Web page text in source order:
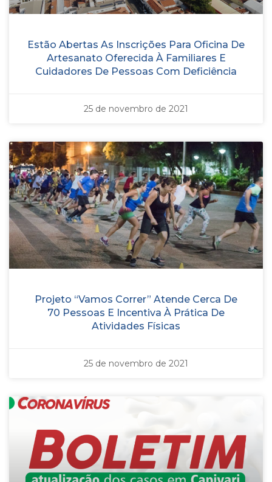
Estão Abertas As Inscrições Para Oficina De
Artesanato Oferecida À Familiares E
Cuidadores De Pessoas Com Deficiência
25 de novembro de 2021
Projeto “Vamos Correr” Atende Cerca De
70 Pessoas E Incentiva À Prática De
Atividades Físicas
25 de novembro de 2021